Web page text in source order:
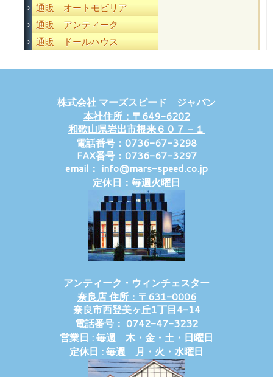
通販 オートモビリア
通販 アンティーク
通販 ドールハウス
株式会社 マーズスピード ジャパン
本社住所：〒649-6202
和歌山県岩出市根来６０７－１
電話番号：0736-67-3298
FAX番号：0736-67-3297
email： info@mars-speed.co.jp
定休日：毎週火曜日
アンティーク・ウィンチェスター
奈良店 住所：〒631-0006
奈良市西登美ヶ丘1丁目4-14
電話番号： 0742-47-3232
営業日 : 毎週 木・金・土・日曜日
定休日 : 毎週 月・火・水曜日